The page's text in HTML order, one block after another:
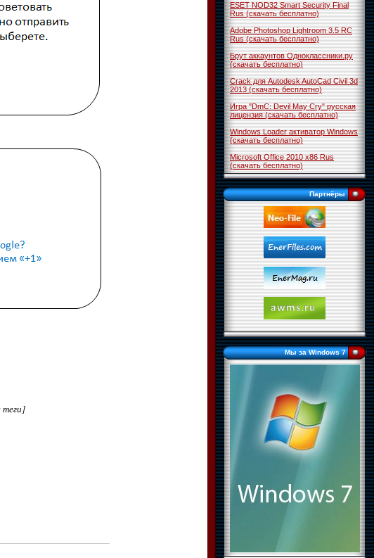
теги]
ESET NOD32 Smart Security Final
Rus (скачать бесплатно)
Adobe Photoshop Lightroom 3.5 RC
Rus (скачать бесплатно)
Брут аккаунтов Одноклассники.ру
(скачать бесплатно)
Crack для Autodesk AutoCad Civil 3d
2013 (скачать бесплатно)
Игра "DmC: Devil May Cry" русская
лицензия (скачать бесплатно)
Windows Loader активатор Windows
(скачать бесплатно)
Microsoft Office 2010 x86 Rus
(скачать бесплатно)
Партнёры
Мы за Windows 7